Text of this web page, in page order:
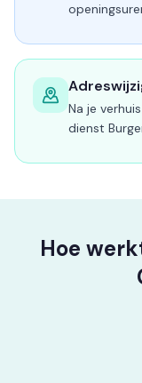
Na je
dienst
Hoe